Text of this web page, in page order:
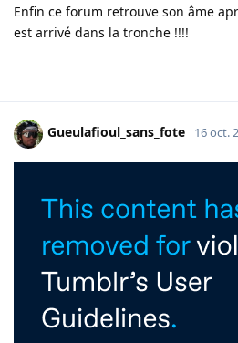
Enfin ce forum retrouve son âme
est arrivé dans la tronche !!!!
Gueulafioul_sans_fote 16 oct.